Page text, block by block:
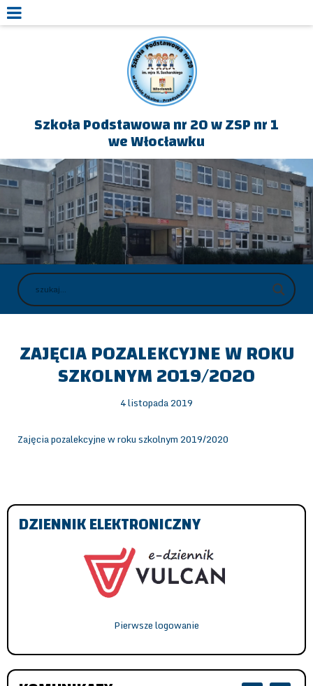
Szkoła Podstawowa nr 20 w ZSP nr 1
we Włocławku
ZAJĘCIA POZALEKCYJNE W ROKU
SZKOLNYM 2019/2020
4 listopada 2019
Zajęcia pozalekcyjne w roku szkolnym 2019/2020
DZIENNIK ELEKTRONICZNY
Pierwsze logowanie